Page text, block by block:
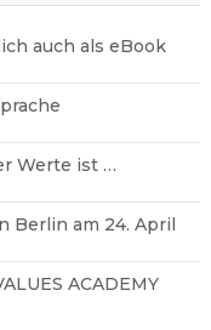
auch als eBook
Werte ist …
Berlin am 24. April
ACADEMY